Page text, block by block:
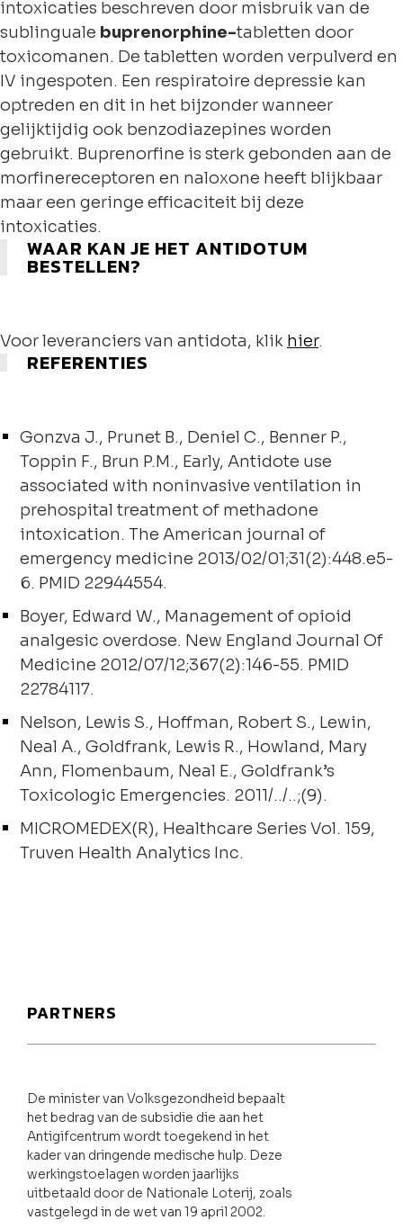
intoxicaties beschreven door misbruik van de
sublinguale buprenorphine-tabletten door
toxicomanen. De tabletten worden verpulverd en
IV ingespoten. Een respiratoire depressie kan
optreden en dit in het bijzonder wanneer
gelijktijdig ook benzodiazepines worden
gebruikt. Buprenorfine is sterk gebonden aan de
morfinereceptoren en naloxone heeft blijkbaar
maar een geringe efficaciteit bij deze
intoxicaties.
WAAR KAN JE HET ANTIDOTUM
BESTELLEN?
Voor leveranciers van antidota, klik hier.
REFERENTIES
Gonzva J., Prunet B., Deniel C., Benner P.,
Toppin F., Brun P.M., Early, Antidote use
associated with noninvasive ventilation in
prehospital treatment of methadone
intoxication. The American journal of
emergency medicine 2013/02/01;31(2):448.e5-
6. PMID 22944554.
Boyer, Edward W., Management of opioid
analgesic overdose. New England Journal Of
Medicine 2012/07/12;367(2):146-55. PMID
22784117.
Nelson, Lewis S., Hoffman, Robert S., Lewin,
Neal A., Goldfrank, Lewis R., Howland, Mary
Ann, Flomenbaum, Neal E., Goldfrank’s
Toxicologic Emergencies. 2011/../..;(9).
MICROMEDEX(R), Healthcare Series Vol. 159,
Truven Health Analytics Inc.
PARTNERS
De minister van Volksgezondheid bepaalt
het bedrag van de subsidie die aan het
Antigifcentrum wordt toegekend in het
kader van dringende medische hulp. Deze
werkingstoelagen worden jaarlijks
uitbetaald door de Nationale Loterij, zoals
vastgelegd in de wet van 19 april 2002.